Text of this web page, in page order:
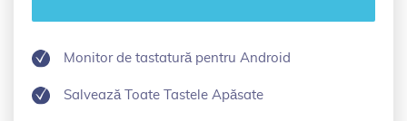
Monitor de tastatură pentru Android
Salvează Toate Tastele Apăsate